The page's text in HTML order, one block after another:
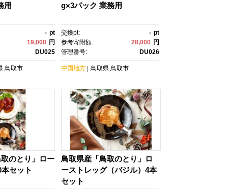
用
- pt
19,000 円
DU025
鳥取市
g×3パック 業務用
交換pt: - pt
参考寄附額:
28,000 円
管理番号:
DU026
中国地方 鳥取県 鳥取市
のとり」ロー
セット
鳥取県産「鳥取のとり」ロ
ーストレッグ（バジル）4本
セット